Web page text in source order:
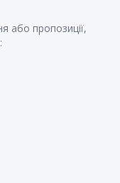
або пропозиції,